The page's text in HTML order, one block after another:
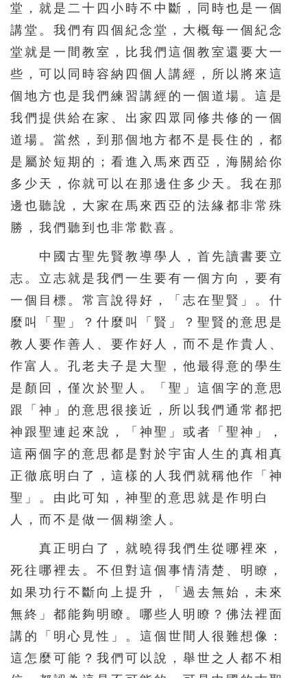
堂，就是二十四小時不中斷，同時也是一個
講堂。我們有四個紀念堂，大概每一個紀念
堂就是一間教室，比我們這個教室還要大一
些，可以同時容納四個人講經，所以將來這
個地方也是我們練習講經的一個道場。這是
我們提供給在家、出家四眾同修共修的一個
道場。當然，到那個地方都不是長住的，都
是屬於短期的；看進入馬來西亞，海關給你
多少天，你就可以在那邊住多少天。我在那
邊也聽說，大家在馬來西亞的法緣都非常殊
勝，我們聽到也非常歡喜。
中國古聖先賢教導學人，首先讀書要立
志。立志就是我們一生要有一個方向，要有
一個目標。常言說得好，「志在聖賢」。什
麼叫「聖」？什麼叫「賢」？聖賢的意思是
教人要作善人、要作好人，而不是作貴人、
作富人。孔老夫子是大聖，他最得意的學生
是顏回，僅次於聖人。「聖」這個字的意思
跟「神」的意思很接近，所以我們通常都把
神跟聖連起來說，「神聖」或者「聖神」，
這兩個字的意思都是對於宇宙人生的真相真
正徹底明白了，這樣的人我們就稱他作「神
聖」。由此可知，神聖的意思就是作明白
人，而不是做一個糊塗人。
真正明白了，就曉得我們生從哪裡來，
死往哪裡去。不但對這個事情清楚、明瞭，
如果功行不斷向上提升，「過去無始，未來
無終」都能夠明瞭。哪些人明瞭？佛法裡面
講的「明心見性」。這個世間人很難想像：
這怎麼可能？我們可以說，舉世之人都不相